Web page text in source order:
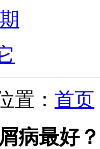
置： 首页
病最好